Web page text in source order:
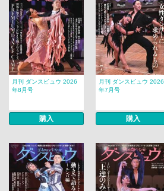
月刊 ダンスビュウ 2026
年8月号
購入
月刊 ダンスビュウ 2026
年7月号
購入